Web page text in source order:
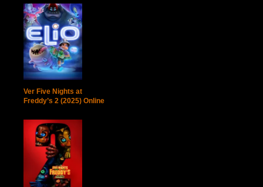
Ver Five Nights at
Freddy’s 2 (2025) Online